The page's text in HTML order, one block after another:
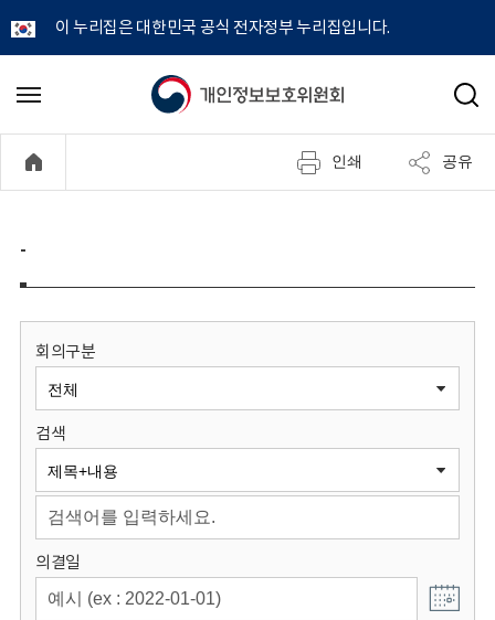
이 누리집은 대한민국 공식 전자정부 누리집입니다.
개
정
보
원
회
메
기
검
인쇄 공유
-
회의구분
검색
의결일